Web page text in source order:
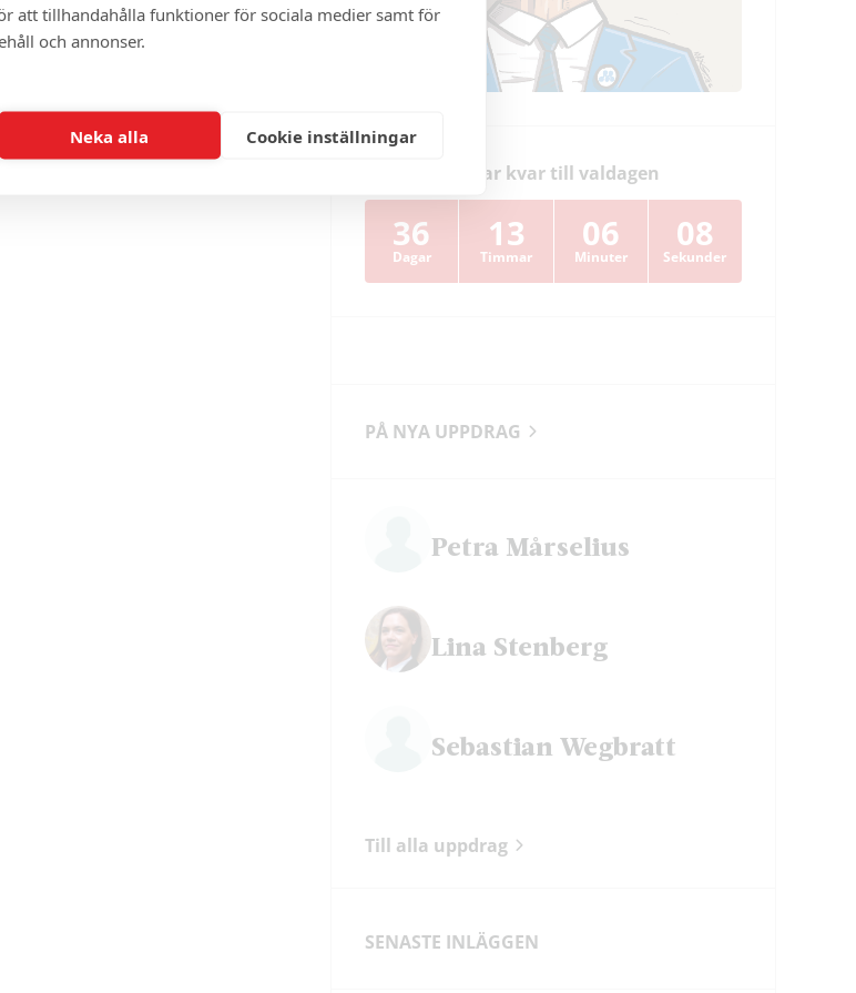
att tillhandahålla funktioner för sociala medier samt för
och annonser.
Neka alla Cookie inställningar
Dagar kvar till valdagen
36
Dagar
13
Timmar
06
Minuter
07
Sekunder
PÅ NYA UPPDRAG
Petra Mårselius
Lina Stenberg
Sebastian Wegbratt
Till alla uppdrag
SENASTE INLÄGGEN